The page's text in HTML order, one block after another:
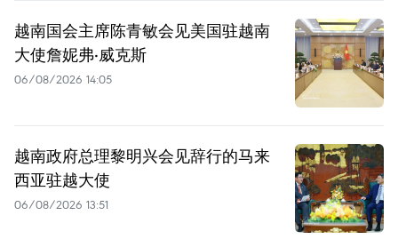
越南国会主席陈青敏会见美国驻越南
大使詹妮弗·威克斯
06/08/2026 14:05
越南政府总理黎明兴会见辞行的马来
西亚驻越大使
06/08/2026 13:51